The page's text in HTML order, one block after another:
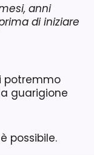
anni
di iniziare
potremmo
guarigione
possibile.